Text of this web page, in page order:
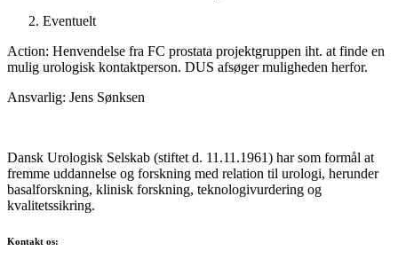
Eventuelt
Action: Henvendelse fra FC prostata projektgruppen iht. at finde en
mulig urologisk kontaktperson. DUS afsøger muligheden herfor.
Ansvarlig: Jens Sønksen
Dansk Urologisk Selskab (stiftet d. 11.11.1961) har som formål at
fremme uddannelse og forskning med relation til urologi, herunder
basalforskning, klinisk forskning, teknologivurdering og
kvalitetssikring.
Kontakt os: